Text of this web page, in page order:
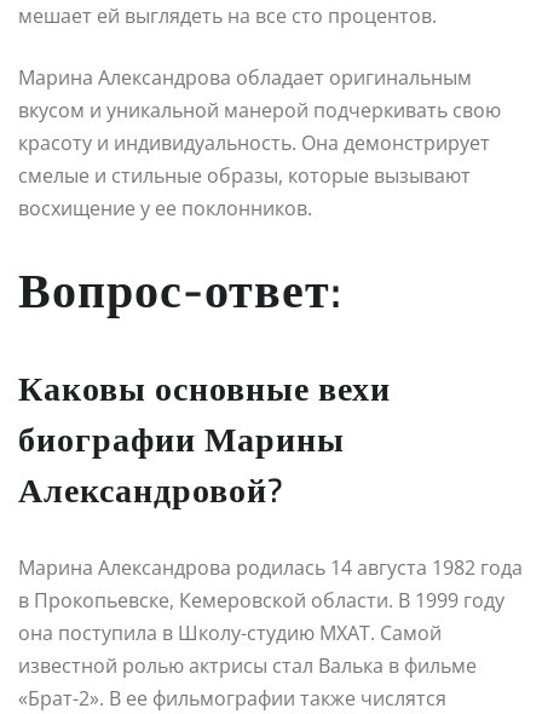
мешает ей выглядеть на все сто процентов.
Марина Александрова обладает оригинальным
вкусом и уникальной манерой подчеркивать свою
красоту и индивидуальность. Она демонстрирует
смелые и стильные образы, которые вызывают
восхищение у ее поклонников.
Вопрос-ответ:
Каковы основные вехи
биографии Марины
Александровой?
Марина Александрова родилась 14 августа 1982 года
в Прокопьевске, Кемеровской области. В 1999 году
она поступила в Школу-студию МХАТ. Самой
известной ролью актрисы стал Валька в фильме
«Брат-2». В ее фильмографии также числятся